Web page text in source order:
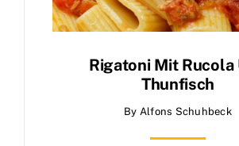
Rigatoni Mit Rucola
Thunfisch
By Alfons Schuhbeck